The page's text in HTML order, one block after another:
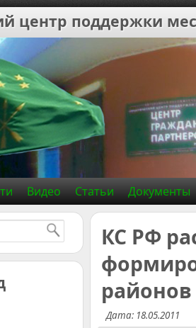
центр поддержки
Видео Статьи Документы
КС РФ
районов
Дата: 18.05.2011